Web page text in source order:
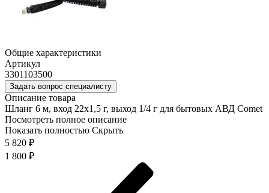
Общие характеристики
Артикул
3301103500
Задать вопрос специалисту
Описание товара
Шланг 6 м, вход 22х1,5 г, выход 1/4 г для бытовых АВД Comet
Посмотреть полное описание
Показать полностью Скрыть
5 820 ₽
1 800 ₽